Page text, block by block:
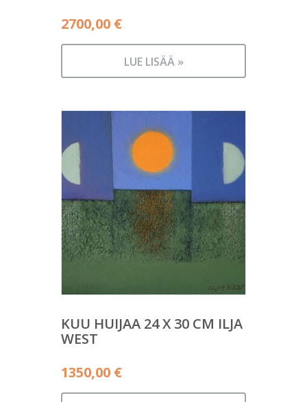
2700,00 €
LUE LISÄÄ »
KUU HUIJAA 24 X 30 CM ILJA
WEST
1350,00 €